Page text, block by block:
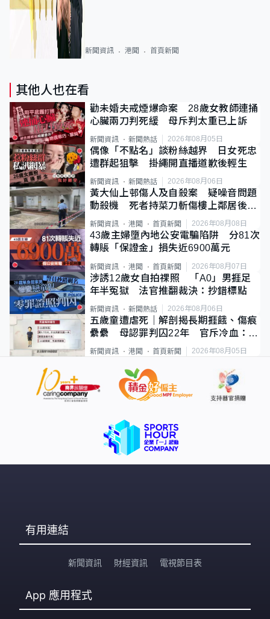
新聞資訊 港聞 首頁新聞
其他人也在看
勸未婚夫戒煙爆命案 28歲女教師連捅
心臟兩刀判死緩 母斥判太重已上訴
新聞資訊 新聞熱話 2026年08月05日
偶像「不點名」談粉絲越界 日女死忠
遭群起狙擊 掛繩開直播道歉後輕生
新聞資訊 新聞熱話 2026年08月06日
黃大仙上邨傷人及自殺案 疑噪音問題
動殺機 死者持菜刀斬傷樓上鄰居後墮
斃
新聞資訊 港聞 首頁新聞 2026年08月08日
43歲主婦墮內地公安電騙陷阱 分81次
轉賬「保證金」損失近6900萬元
新聞資訊 港聞 首頁新聞 2026年08月07日
涉誘12歲女自拍祼照 「A0」男捱足
年半冤獄 法官推翻裁決：抄錯標點
新聞資訊 新聞熱話 2026年08月06日
五歲童遭虐死｜解剖揭長期捱餓、傷痕
纍纍 母認罪判囚22年 官斥冷血：同
類案最惡劣
新聞資訊 港聞 首頁新聞 2026年08月05日
有用連結
新聞資訊 財經資訊 電視節目表
App 應用程式